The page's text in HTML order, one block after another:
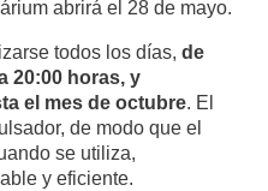
abrirá el 28 de mayo.
todos los días, de
20:00 horas, y
el mes de octubre. El
de modo que el
se utiliza,
y eficiente.